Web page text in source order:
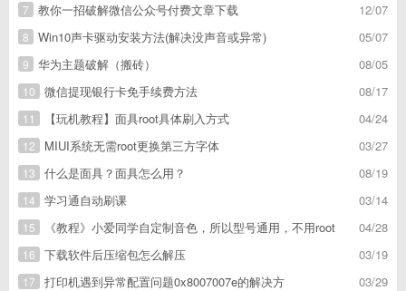
12/07
7
教你一招破解微信公众号付费文章下载
05/07
8
Win10声卡驱动安装方法(解决没声音或异常)
08/05
9
华为主题破解（搬砖）
08/17
10
微信提现银行卡免手续费方法
04/24
11
【玩机教程】面具root具体刷入方式
03/27
12
MIUI系统无需root更换第三方字体
08/19
13
什么是面具？面具怎么用？
03/14
14
学习通自动刷课
04/28
15
《教程》小爱同学自定制音色，所以型号通用，不用root
03/19
16
下载软件后压缩包怎么解压
03/29
17
打印机遇到异常配置问题0x8007007e的解决方